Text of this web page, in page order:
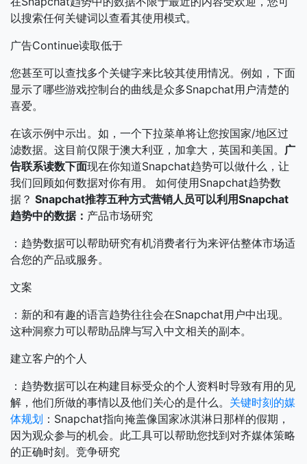
以搜索任何关键词以查看其使用模式。
广告Continue读取低于
您甚至可以查找多个关键字来比较其使用情况。例如，下面
显示了哪些游戏控制台的曲线是众多Snapchat用户清楚的
喜爱。
在该示例中示出。如，一个下拉菜单将让您按国家/地区过
滤数据。这目前仅限于澳大利亚，加拿大，英国和美国。 广
告联系读数下面现在你知道Snapchat趋势可以做什么，让
我们回顾如何数据对你有用。
如何使用Snapchat趋势数
据？ Snapchat推荐五种方式营销人员可以利用Snapchat
趋势中的数据： 产品市场研究
：趋势数据可以帮助研究有机消费者行为来评估整体市场适
合您的产品或服务。
文案
：新的和有趣的语言趋势往往会在Snapchat用户中出现。
这种洞察力可以帮助品牌与写入中文相关的副本。
建立客户的个人
：趋势数据可以在构建目标受众的个人资料时导致有用的见
解，他们所做的事情以及他们关心的是什么。 关键时刻的媒
体规划 ：Snapchat指向掩盖像国家冰淇淋日那样的假期，
因为观众参与的机会。此工具可以帮助您找到对齐媒体策略
的正确时刻。竞争研究